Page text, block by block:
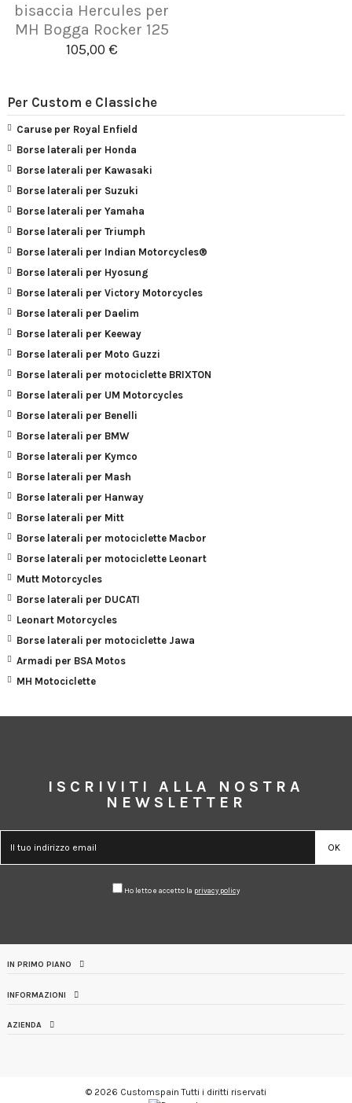
bisaccia Hercules per
MH Bogga Rocker 125
105,00 €
Per Custom e Classiche
Caruse per Royal Enfield
Borse laterali per Honda
Borse laterali per Kawasaki
Borse laterali per Suzuki
Borse laterali per Yamaha
Borse laterali per Triumph
Borse laterali per Indian Motorcycles®
Borse laterali per Hyosung
Borse laterali per Victory Motorcycles
Borse laterali per Daelim
Borse laterali per Keeway
Borse laterali per Moto Guzzi
Borse laterali per motociclette BRIXTON
Borse laterali per UM Motorcycles
Borse laterali per Benelli
Borse laterali per BMW
Borse laterali per Kymco
Borse laterali per Mash
Borse laterali per Hanway
Borse laterali per Mitt
Borse laterali per motociclette Macbor
Borse laterali per motociclette Leonart
Mutt Motorcycles
Borse laterali per DUCATI
Leonart Motorcycles
Borse laterali per motociclette Jawa
Armadi per BSA Motos
MH Motociclette
ISCRIVITI ALLA NOSTRA
NEWSLETTER
Ho letto e accetto la privacy policy
IN PRIMO PIANO
INFORMAZIONI
AZIENDA
© 2026 Customspain Tutti i diritti riservati